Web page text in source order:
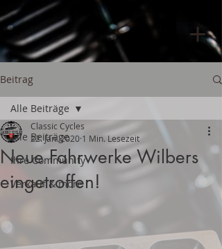
Beitrag
Alle Beiträge
Ihre Community
Verkauf & more
Alle Beiträge
Neue Fahrwerke Wilbers
eingetroffen!
Classic Cycles
22. Jan. 2020 1 Min. Lesezeit